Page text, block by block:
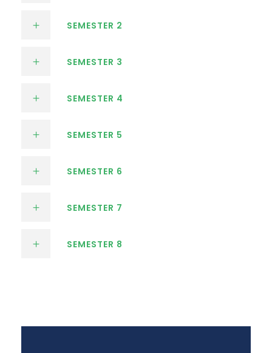
SEMESTER 2
SEMESTER 3
SEMESTER 4
SEMESTER 5
SEMESTER 6
SEMESTER 7
SEMESTER 8